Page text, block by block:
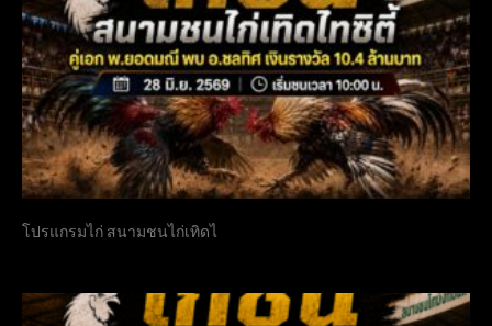
โปรแกรมไก่ สนามชนไก่เทิดไ